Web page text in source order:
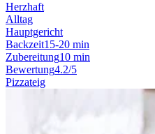
Herzhaft
Alltag
Hauptgericht
Backzeit15-20 min
Zubereitung10 min
Bewertung4.2/5
Pizzateig